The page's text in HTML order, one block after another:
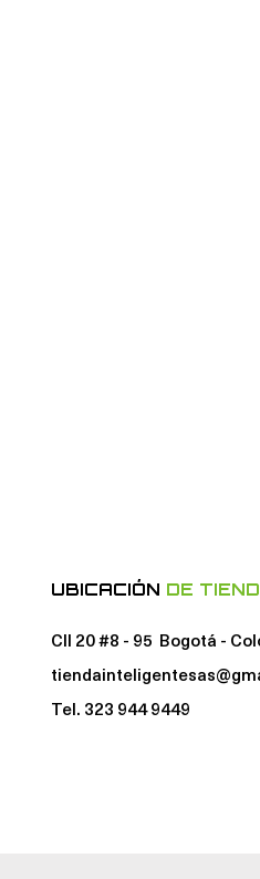
UBICACIÓN DE
Cll 20 #8 - 95 Bogotá -
Tel. 323 944 9449